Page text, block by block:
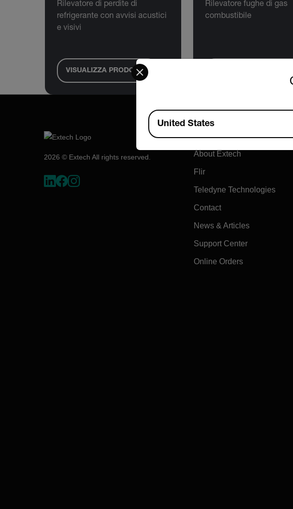
Rilevatore di perdite di
refrigerante con avvisi acustici
e visivi
VISUALIZZA PRODOTTO
Rilevatore fughe di gas
combustibile
2026 © Extech All rights reserved.
Company
About Extech
Flir
Teledyne Technologies
Contact
News & Articles
Support Center
Online Orders
Select your preferred country and
Available Locations
United States